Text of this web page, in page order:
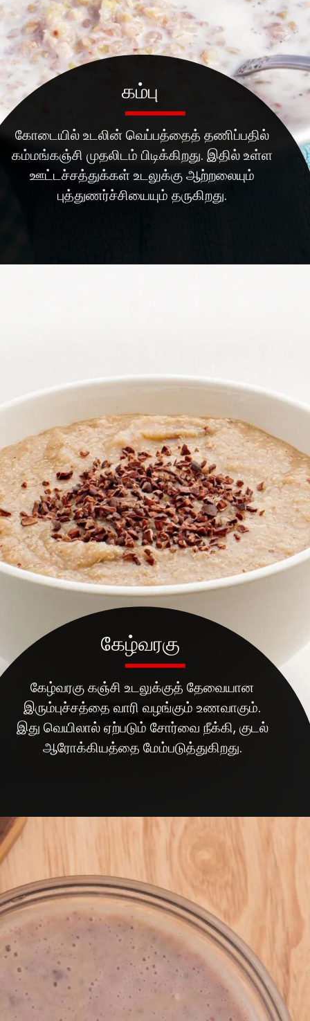
கோடையில் உடலின் வெப்பத்தைத் தணிப்பதில்
கம்மங்கஞ்சி முதலிடம் பிடிக்கிறது. இதில் உள்ள
ஊட்டச்சத்துக்கள் உடலுக்கு ஆற்றலையும்
புத்துணர்ச்சியையும் தருகிறது.
கேழ்வரகு கஞ்சி உடலுக்குத் தேவையான
இரும்புச்சத்தை வாரி வழங்கும் உணவாகும்.
இது வெயிலால் ஏற்படும் சோர்வை நீக்கி, குடல்
ஆரோக்கியத்தை மேம்படுத்துகிறது.
கேழ்வரகு